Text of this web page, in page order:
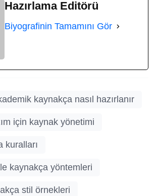
Hazırlama Editörü
Biyografinin Tamamını Gör
kaynakça nasıl hazırlanır
için kaynak yönetimi
kuralları
kaynakça yöntemleri
stil örnekleri